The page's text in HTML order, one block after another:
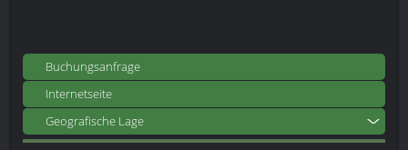
Buchungsanfrage
Internetseite
Geografische Lage